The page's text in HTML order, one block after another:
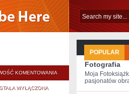
KOMENTOWANIA NAJMNIEJSZY
NOTEBOOK
WYŁĄCZONA
POPULAR
Fotografia
Moja
pasjonatów